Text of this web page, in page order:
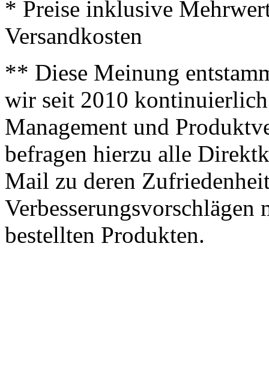
* Preise inklusive
Versandkosten
** Diese Meinung
wir seit 2010
Management und
befragen hierzu alle
Mail zu deren
bestellten Produkten.